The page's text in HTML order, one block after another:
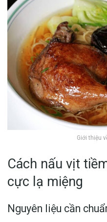
Giới thiệu
Cách nấu vịt
cực lạ miệng
Nguyên liệu cần